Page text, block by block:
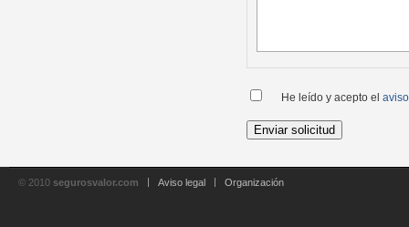
He leído y acepto el
© 2010 segurosvalor.com Aviso legal Organización